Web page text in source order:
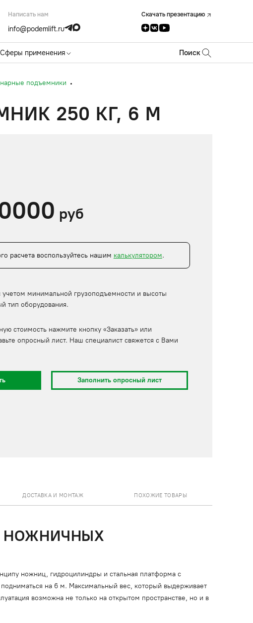
Написать нам
info@podemlift.ru
Скачать презентацию
Сферы применения Поиск
подъемники
250 КГ, 6 М
руб
расчета воспользуйтесь нашим калькулятором.
учетом минимальной грузоподъемности и высоты
тип оборудования.
стоимость нажмите кнопку «Заказать» или
опросный лист. Наш специалист свяжется с Вами
Заполнить опросный лист
ДОСТАВКА И МОНТАЖ ПОХОЖИЕ ТОВАРЫ
НОЖНИЧНЫХ
ножниц, гидроцилиндры и стальная платформа с
на 6 м. Максимальный вес, который выдерживает
возможна не только на открытом пространстве, но и в